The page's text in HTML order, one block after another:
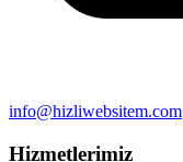
info@hizliwebsitem.com
Hizmetlerimiz